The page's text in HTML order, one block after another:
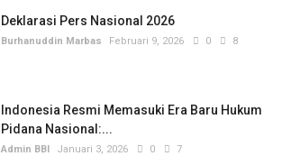
Deklarasi Pers Nasional 2026
Burhanuddin Marbas Februari 9, 2026 0 8
Indonesia Resmi Memasuki Era Baru Hukum
Pidana Nasional:...
Admin BBI Januari 3, 2026 0 7